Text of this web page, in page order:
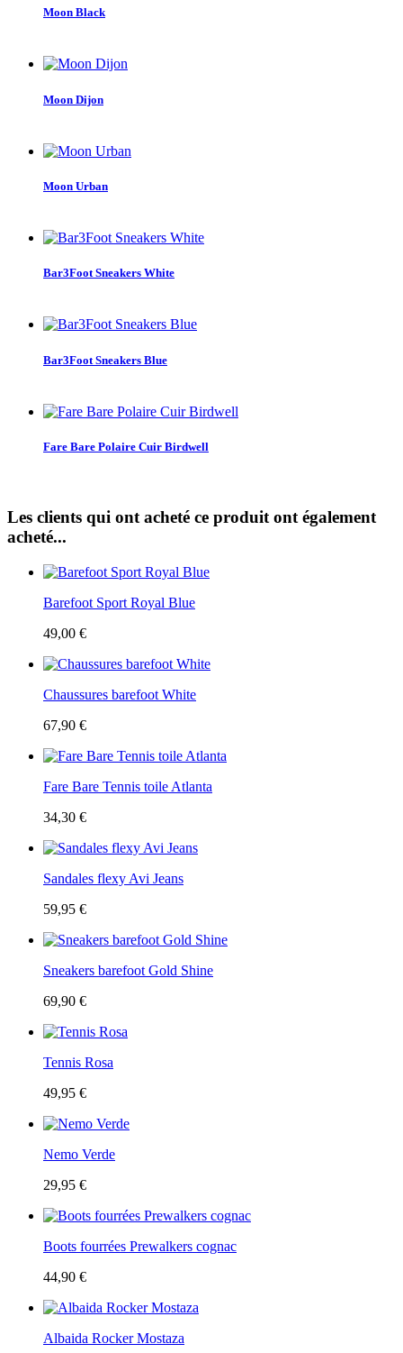
Moon Black
Moon Dijon
Moon Urban
Bar3Foot Sneakers White
Bar3Foot Sneakers Blue
Fare Bare Polaire Cuir Birdwell
Les clients qui ont acheté ce produit ont également
acheté...
Barefoot Sport Royal Blue
49,00 €
Chaussures barefoot White
67,90 €
Fare Bare Tennis toile Atlanta
34,30 €
Sandales flexy Avi Jeans
59,95 €
Sneakers barefoot Gold Shine
69,90 €
Tennis Rosa
49,95 €
Nemo Verde
29,95 €
Boots fourrées Prewalkers cognac
44,90 €
Albaida Rocker Mostaza